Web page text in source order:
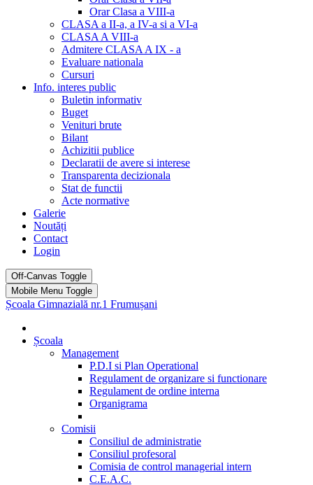
Orar Clasa a VIII-a
CLASA a II-a, a IV-a si a VI-a
CLASA A VIII-a
Admitere CLASA A IX - a
Evaluare nationala
Cursuri
Info. interes public
Buletin informativ
Buget
Venituri brute
Bilant
Achizitii publice
Declaratii de avere si interese
Transparenta decizionala
Stat de functii
Acte normative
Galerie
Noutăți
Contact
Login
Off-Canvas Toggle
Mobile Menu Toggle
Școala Gimnazială nr.1 Frumușani
Școala
Management
P.D.I si Plan Operational
Regulament de organizare si functionare
Regulament de ordine interna
Organigrama
Comisii
Consiliul de administratie
Consiliul profesoral
Comisia de control managerial intern
C.E.A.C.